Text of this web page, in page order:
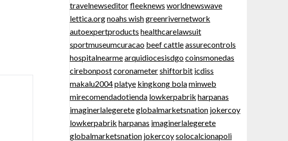
travelnewseditorfleeknews worldnewswave
lettica.orgnoahs wishgreenrivernetwork
autoexpertproducts healthcarelawsuit
sportmuseumcuracao beef cattleassurecontrols
hospitalnearmearquidiocesisdgocoinsmonedas
cirebonpostcoronametershiftorbit icdiss
makalu2004platye kingkong bolaminweb
mirecomendadotienda lowkerpabrik harpanas
imaginerlalegereteglobalmarketsnation jokercoy
lowkerpabrik harpanas imaginerlalegerete
globalmarketsnation jokercoysolocalcionapoli